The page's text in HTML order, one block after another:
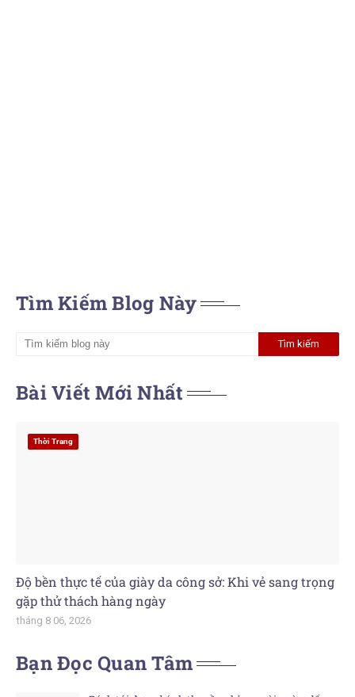
Tìm Kiếm Blog Này
Bài Viết Mới Nhất
Thời Trang
Độ bền thực tế của giày da công sở: Khi vẻ sang trọng
gặp thử thách hàng ngày
tháng 8 06, 2026
Bạn Đọc Quan Tâm